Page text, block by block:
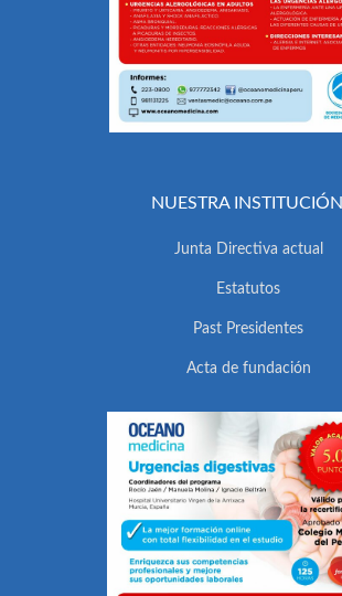
NUESTRA INSTITUCIÓN
Junta Directiva actual
Estatutos
Past Presidentes
Acta de fundación